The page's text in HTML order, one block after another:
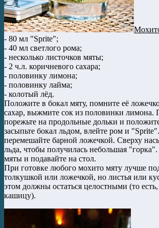
- 80 мл "Sprite";
- 40 мл светлого рома;
- несколько листочков мяты;
- 2 ч.л. коричневого сахара;
- половинку лимона;
- половинку лайма;
- колотый лёд.
Положите в бокал мяту, помните её
сахар, выжмите сок из половинки лимона.
порежьте на продольные дольки и
засыпьте бокал льдом, влейте ром и
перемешайте барной ложечкой. Сверху
льда, чтобы получилась небольшая "горка".
мяты и подавайте на стол.
При готовке любого мохито мяту лучше
толкушкой или ложечкой, но листья или
этом должны остаться целостными (то
кашицу).